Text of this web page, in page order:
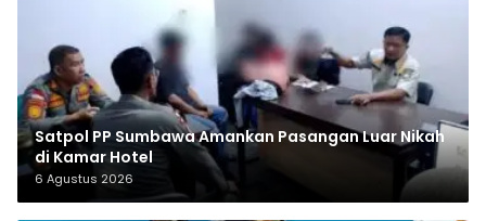
Satpol PP Sumbawa Amankan Pasangan Luar Nikah
di Kamar Hotel
6 Agustus 2026